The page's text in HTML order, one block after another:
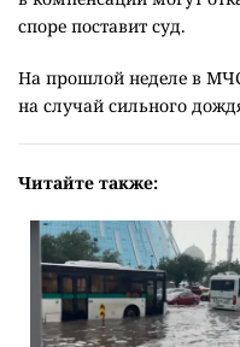
споре поставит суд.
На прошлой неделе в
на случай сильного
Читайте также: